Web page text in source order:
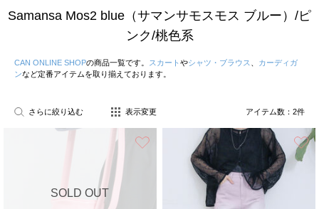
Samansa Mos2 blue（サマンサモスモス ブルー）/ピ
ンク/桃色系
CAN ONLINE SHOPの商品一覧です。 スカート やシャツ・ブラウス
カーディガ
ンなど定番アイテムを取り揃えております。
さらに絞り込む 表示変更 アイテム数： 2件
SOLD OUT